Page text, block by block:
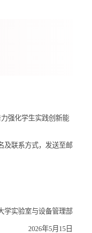
强化学生实践创新能
及联系方式，发送至邮
实验室与设备管理部
2026年5月15日